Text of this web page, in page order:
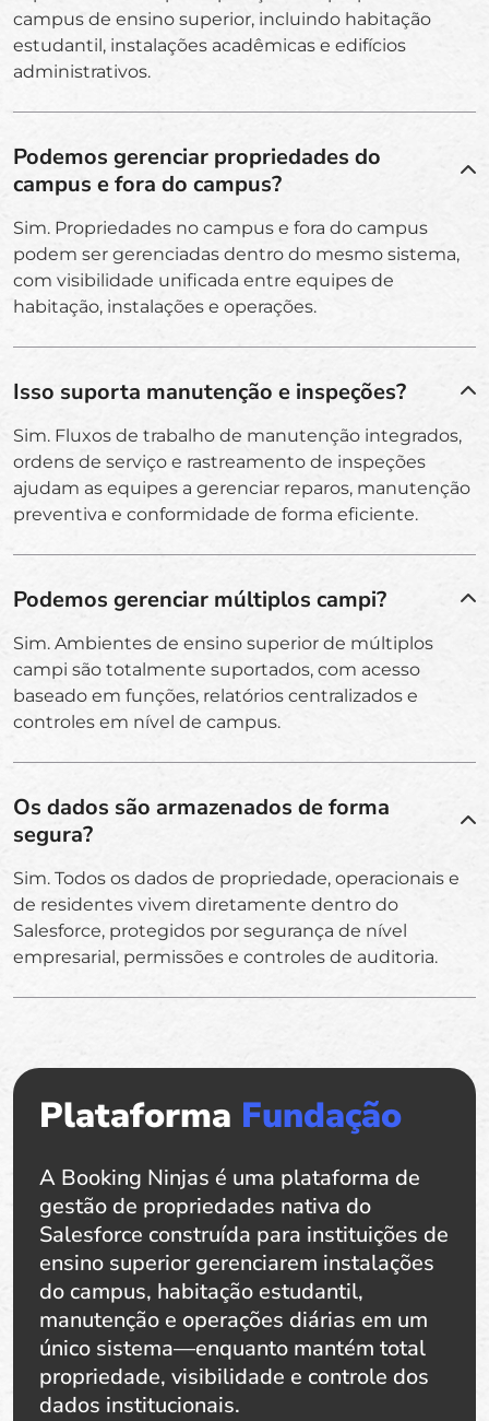
campus de ensino superior, incluindo habitação
estudantil, instalações acadêmicas e edifícios
administrativos.
Podemos gerenciar propriedades do
campus e fora do campus?
Sim. Propriedades no campus e fora do campus
podem ser gerenciadas dentro do mesmo sistema,
com visibilidade unificada entre equipes de
habitação, instalações e operações.
Isso suporta manutenção e inspeções?
Sim. Fluxos de trabalho de manutenção integrados,
ordens de serviço e rastreamento de inspeções
ajudam as equipes a gerenciar reparos, manutenção
preventiva e conformidade de forma eficiente.
Podemos gerenciar múltiplos campi?
Sim. Ambientes de ensino superior de múltiplos
campi são totalmente suportados, com acesso
baseado em funções, relatórios centralizados e
controles em nível de campus.
Os dados são armazenados de forma
segura?
Sim. Todos os dados de propriedade, operacionais e
de residentes vivem diretamente dentro do
Salesforce, protegidos por segurança de nível
empresarial, permissões e controles de auditoria.
Plataforma Fundação
A Booking Ninjas é uma plataforma de
gestão de propriedades nativa do
Salesforce construída para instituições de
ensino superior gerenciarem instalações
do campus, habitação estudantil,
manutenção e operações diárias em um
único sistema—enquanto mantém total
propriedade, visibilidade e controle dos
dados institucionais.